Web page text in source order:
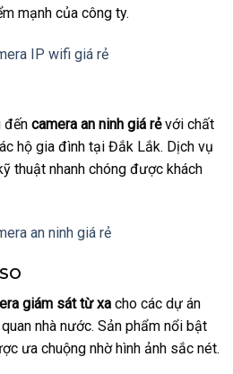
mạnh của công ty.
IP wifi giá rẻ
đến camera an ninh giá rẻvới chất
hộ gia đình tại Đắk Lắk. Dịch vụ
thuật nhanh chóng được khách
an ninh giá rẻ
giám sát từ xa cho các dự án
nhà nước. Sản phẩm nổi bật
ưa chuộng nhờ hình ảnh sắc nét.